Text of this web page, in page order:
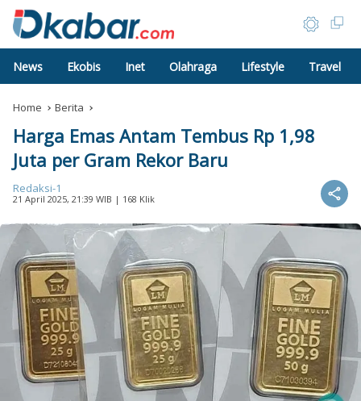
News Ekobis Inet Olahraga Lifestyle Travel
Home Berita
Harga Emas Antam Tembus Rp 1,98
Juta per Gram Rekor Baru
Redaksi-1
21 April 2025, 21:39 WIB | 168 Klik